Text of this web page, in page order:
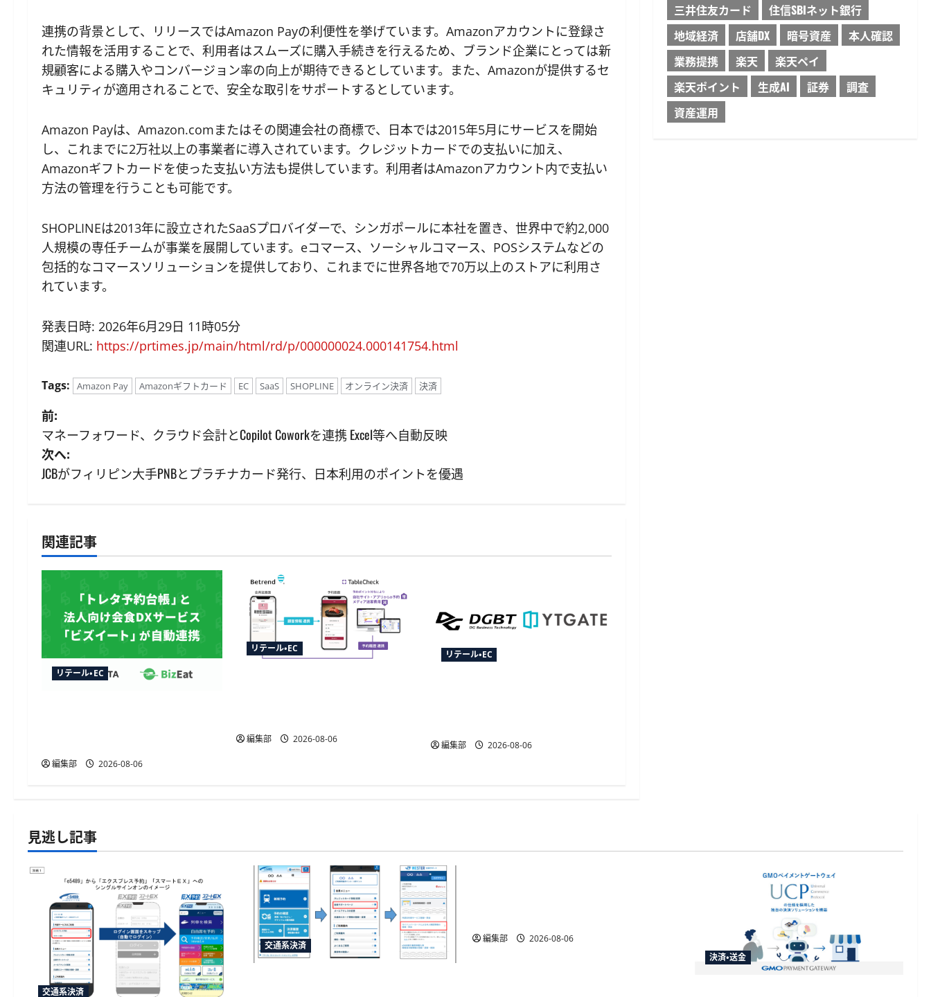
連携の背景として、リリースではAmazon Payの利便性を挙げています。Amazonアカウントに登録さ
れた情報を活用することで、利用者はスムーズに購入手続きを行えるため、ブランド企業にとっては新
規顧客による購入やコンバージョン率の向上が期待できるとしています。また、Amazonが提供するセ
キュリティが適用されることで、安全な取引をサポートするとしています。
Amazon Payは、Amazon.comまたはその関連会社の商標で、日本では2015年5月にサービスを開始
し、これまでに2万社以上の事業者に導入されています。クレジットカードでの支払いに加え、
Amazonギフトカードを使った支払い方法も提供しています。利用者はAmazonアカウント内で支払い
方法の管理を行うことも可能です。
SHOPLINEは2013年に設立されたSaaSプロバイダーで、シンガポールに本社を置き、世界中で約2,000
人規模の専任チームが事業を展開しています。eコマース、ソーシャルコマース、POSシステムなどの
包括的なコマースソリューションを提供しており、これまでに世界各地で70万以上のストアに利用さ
れています。
発表日時: 2026年6月29日 11時05分
関連URL: https://prtimes.jp/main/html/rd/p/000000024.000141754.html
Tags: Amazon Pay Amazonギフトカード EC SaaS SHOPLINE オンライン決済 決済
投
稿
ナ
ゲ
ー
ン
前:
マネーフォワード、クラウド会計とCopilot Coworkを連携 Excel等へ自動反映
次へ:
JCBがフィリピン大手PNBとプラチナカード発行、日本利用のポイントを優遇
関連記事
リテール・EC
編集部 2026-08-06
リテール・EC
編集部 2026-08-06
リテール・EC
編集部 2026-08-06
三井住友カード
住信SBIネット銀行
地域経済
店舗DX 暗号資産
本人確認
業務提携
楽天
楽天ペイ
楽天ポイント
生成AI 証券
調査
資産運用
見逃し記事
交通系決済
交通系決済
編集部
2026-08-06
決済・送金